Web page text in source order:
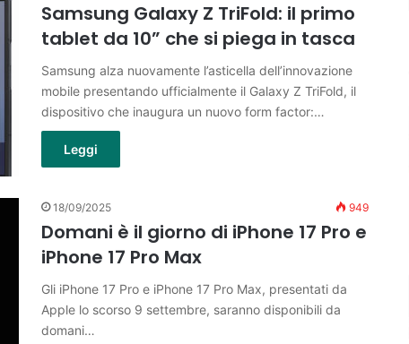
Samsung Galaxy Z TriFold: il primo
tablet da 10” che si piega in tasca
Samsung alza nuovamente l’asticella dell’innovazione
mobile presentando ufficialmente il Galaxy Z TriFold, il
dispositivo che inaugura un nuovo form factor:…
Leggi
18/09/2025 949
Domani è il giorno di iPhone 17 Pro e
iPhone 17 Pro Max
Gli iPhone 17 Pro e iPhone 17 Pro Max, presentati da
Apple lo scorso 9 settembre, saranno disponibili da
domani…